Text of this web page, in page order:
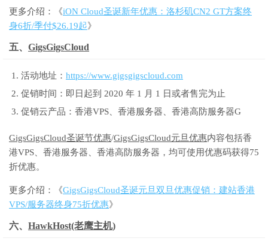
更多介绍：《iON Cloud圣诞新年优惠：洛杉矶CN2 GT方案终
身6折/季付$26.19起》
五、 GigsGigsCloud
活动地址： https://www.gigsgigscloud.com
促销时间：即日起到 2020 年 1 月 1 日或者售完为止
促销云产品：香港VPS、香港服务器、香港高防服务器G
GigsGigsCloud圣诞节优惠/GigsGigsCloud元旦优惠内容包括香
港VPS、香港服务器、香港高防服务器，均可使用优惠码获得75
折优惠。
更多介绍：《GigsGigsCloud圣诞元旦双旦优惠促销：建站香港
VPS/服务器终身75折优惠》
六、 HawkHost(老鹰主机)